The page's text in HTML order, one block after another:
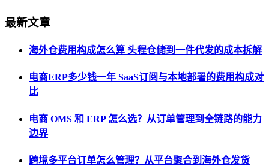
最新文章
海外仓费用构成怎么算 头程仓储到一件代发的成本拆解
电商ERP多少钱一年 SaaS订阅与本地部署的费用构成对
比
电商 OMS 和 ERP 怎么选？从订单管理到全链路的能力
边界
跨境多平台订单怎么管理？从平台聚合到海外仓发货